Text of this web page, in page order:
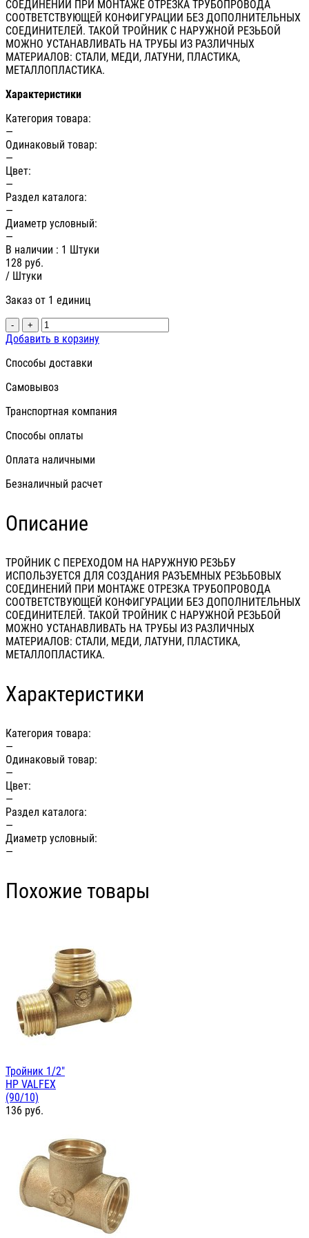
СОЕДИНЕНИЙ ПРИ МОНТАЖЕ ОТРЕЗКА ТРУБОПРОВОДА
СООТВЕТСТВУЮЩЕЙ КОНФИГУРАЦИИ БЕЗ ДОПОЛНИТЕЛЬНЫХ
СОЕДИНИТЕЛЕЙ. ТАКОЙ ТРОЙНИК С НАРУЖНОЙ РЕЗЬБОЙ
МОЖНО УСТАНАВЛИВАТЬ НА ТРУБЫ ИЗ РАЗЛИЧНЫХ
МАТЕРИАЛОВ: СТАЛИ, МЕДИ, ЛАТУНИ, ПЛАСТИКА,
МЕТАЛЛОПЛАСТИКА.
Характеристики
Категория товара:
—
Одинаковый товар:
—
Цвет:
—
Раздел каталога:
—
Диаметр условный:
—
В наличии : 1 Штуки
128 руб.
/ Штуки
Заказ от 1 единиц
- +
Добавить в корзину
Способы доставки
Самовывоз
Транспортная компания
Способы оплаты
Оплата наличными
Безналичный расчет
Описание
ТРОЙНИК С ПЕРЕХОДОМ НА НАРУЖНУЮ РЕЗЬБУ
ИСПОЛЬЗУЕТСЯ ДЛЯ СОЗДАНИЯ РАЗЪЕМНЫХ РЕЗЬБОВЫХ
СОЕДИНЕНИЙ ПРИ МОНТАЖЕ ОТРЕЗКА ТРУБОПРОВОДА
СООТВЕТСТВУЮЩЕЙ КОНФИГУРАЦИИ БЕЗ ДОПОЛНИТЕЛЬНЫХ
СОЕДИНИТЕЛЕЙ. ТАКОЙ ТРОЙНИК С НАРУЖНОЙ РЕЗЬБОЙ
МОЖНО УСТАНАВЛИВАТЬ НА ТРУБЫ ИЗ РАЗЛИЧНЫХ
МАТЕРИАЛОВ: СТАЛИ, МЕДИ, ЛАТУНИ, ПЛАСТИКА,
МЕТАЛЛОПЛАСТИКА.
Характеристики
Категория товара:
—
Одинаковый товар:
—
Цвет:
—
Раздел каталога:
—
Диаметр условный:
—
Похожие товары
Тройник 1/2"
НР VALFEX
(90/10)
136 руб.